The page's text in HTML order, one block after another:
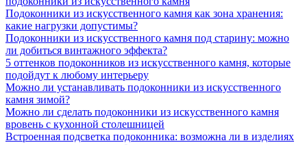
Подоконники из искусственного камня как зона хранения:
какие нагрузки допустимы?
Подоконники из искусственного камня под старину: можно
ли добиться винтажного эффекта?
5 оттенков подоконников из искусственного камня, которые
подойдут к любому интерьеру
Можно ли устанавливать подоконники из искусственного
камня зимой?
Можно ли сделать подоконники из искусственного камня
вровень с кухонной столешницей
Встроенная подсветка подоконника: возможна ли в изделиях